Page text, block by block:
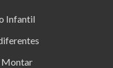
Infantil
Montar